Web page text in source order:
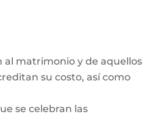
al matrimonio y de aquellos
su costo, así como
se celebran las